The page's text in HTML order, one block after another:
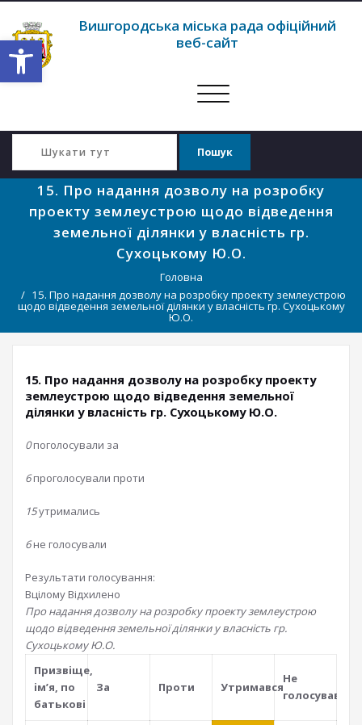
Відкрити Панель інструментів
Вишгородська міська рада офіційний
веб-сайт
Перемкнути
15. Про надання дозволу на розробку
проекту землеустрою щодо відведення
земельної ділянки у власність гр.
Сухоцькому Ю.О.
Головна
15. Про надання дозволу на розробку проекту землеустрою
щодо відведення земельної ділянки у власність гр. Сухоцькому
Ю.О.
15. Про надання дозволу на розробку проекту
землеустрою щодо відведення земельної
ділянки у власність гр. Сухоцькому Ю.О.
0поголосували за
6проголосували проти
15утримались
6не голосували
Результати голосування:
Вцілому Відхилено
Про надання дозволу на розробку проекту землеустрою
щодо відведення земельної ділянки у власність гр.
Сухоцькому Ю.О.
Призвiще,
iм’я, по
батьковi
За Проти Утримався
Не
голосував